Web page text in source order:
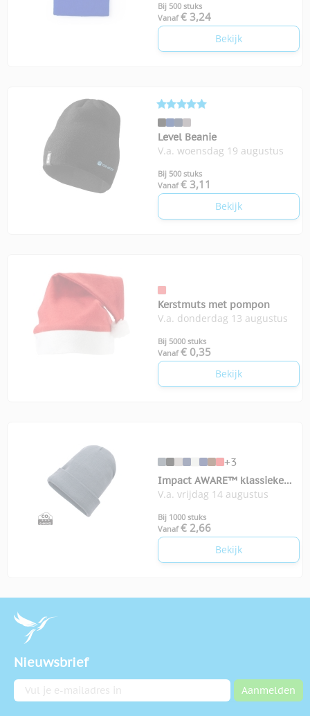
Bij 500 stuks
Vanaf € 3,24
Bekijk
Level Beanie
V.a. woensdag 19 augustus
Bij 500 stuks
Vanaf € 3,11
Bekijk
Kerstmuts met pompon
V.a. donderdag 13 augustus
Bij 5000 stuks
Vanaf € 0,35
Bekijk
+3
Impact AWARE™ klassieke
omslagbeanie
V.a. vrijdag 14 augustus
Bij 1000 stuks
Vanaf € 2,66
Bekijk
Nieuwsbrief
E-mailadres Aanmelden